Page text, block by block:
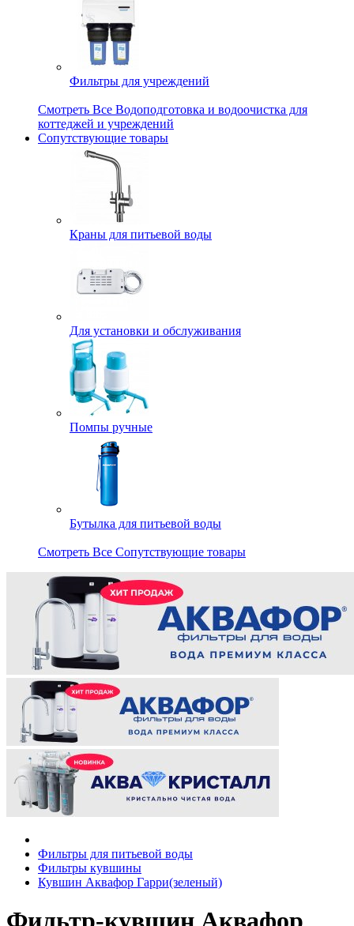
Фильтры для учреждений
Смотреть Все Водоподготовка и водоочистка для
коттеджей и учреждений
Сопутствующие товары
Краны для питьевой воды
Для установки и обслуживания
Помпы ручные
Бутылка для питьевой воды
Смотреть Все Сопутствующие товары
Фильтры для питьевой воды
Фильтры кувшины
Кувшин Аквафор Гарри(зеленый)